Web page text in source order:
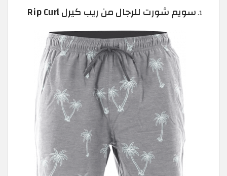
سويم شورت للرجال من ريب كيرل Rip Curl